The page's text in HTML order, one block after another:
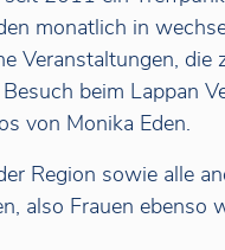
monatlich in
Veranstaltungen, die
beim Lappan
von Monika Eden.
Region sowie alle
also Frauen ebenso